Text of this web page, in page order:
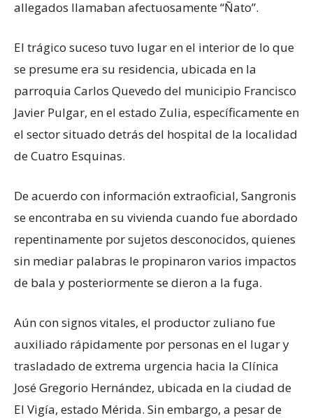
allegados llamaban afectuosamente “Ñato”.
El trágico suceso tuvo lugar en el interior de lo que
se presume era su residencia, ubicada en la
parroquia Carlos Quevedo del municipio Francisco
Javier Pulgar, en el estado Zulia, específicamente en
el sector situado detrás del hospital de la localidad
de Cuatro Esquinas.
De acuerdo con información extraoficial, Sangronis
se encontraba en su vivienda cuando fue abordado
repentinamente por sujetos desconocidos, quienes
sin mediar palabras le propinaron varios impactos
de bala y posteriormente se dieron a la fuga.
Aún con signos vitales, el productor zuliano fue
auxiliado rápidamente por personas en el lugar y
trasladado de extrema urgencia hacia la Clínica
José Gregorio Hernández, ubicada en la ciudad de
El Vigía, estado Mérida. Sin embargo, a pesar de